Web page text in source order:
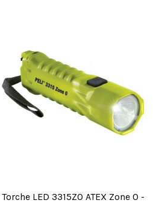
Torche LED 3315Z0 ATEX Zone 0 -